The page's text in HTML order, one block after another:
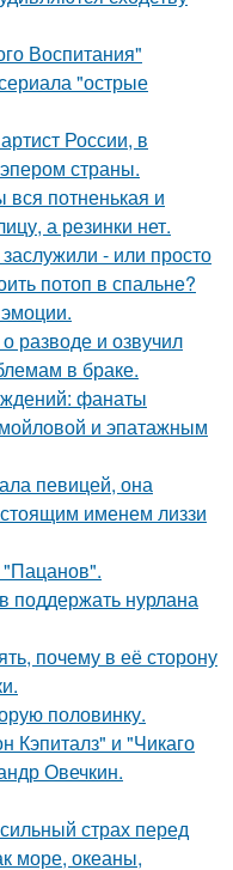
Воспитания"
"острые
России, в
страны.
вся потненькая и
а резинки нет.
- или просто
потоп в спальне?
разводе и озвучил
в браке.
фанаты
и эпатажным
певицей, она
именем лиззи
"Пацанов".
поддержать нурлана
почему в её сторону
половинку.
Кэпиталз" и "Чикаго
Овечкин.
страх перед
море, океаны,